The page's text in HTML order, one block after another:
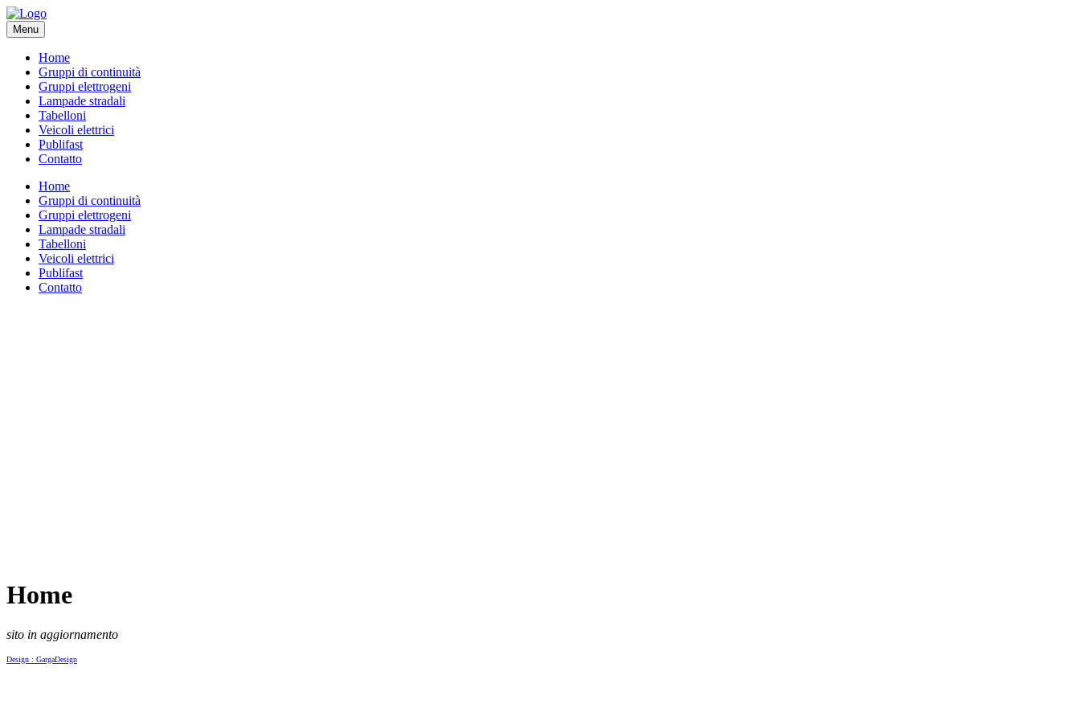
Menu
Home
Gruppi di continuità
Gruppi elettrogeni
Lampade stradali
Tabelloni
Veicoli elettrici
Publifast
Contatto
Home
Gruppi di continuità
Gruppi elettrogeni
Lampade stradali
Tabelloni
Veicoli elettrici
Publifast
Contatto
Home
sito in aggiornamento
Design : GargaDesign